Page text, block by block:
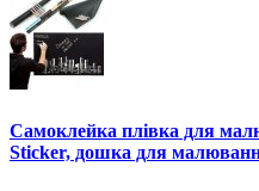
Самоклейка плівка для
Sticker, дошка для